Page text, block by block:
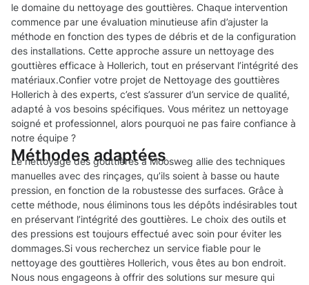
le domaine du nettoyage des gouttières. Chaque intervention
commence par une évaluation minutieuse afin d’ajuster la
méthode en fonction des types de débris et de la configuration
des installations. Cette approche assure un nettoyage des
gouttières efficace à Hollerich, tout en préservant l’intégrité des
matériaux.Confier votre projet de Nettoyage des gouttières
Hollerich à des experts, c’est s’assurer d’un service de qualité,
adapté à vos besoins spécifiques. Vous méritez un nettoyage
soigné et professionnel, alors pourquoi ne pas faire confiance à
notre équipe ?
Méthodes adaptées
Le nettoyage des gouttières à Moosweg allie des techniques
manuelles avec des rinçages, qu’ils soient à basse ou haute
pression, en fonction de la robustesse des surfaces. Grâce à
cette méthode, nous éliminons tous les dépôts indésirables tout
en préservant l’intégrité des gouttières. Le choix des outils et
des pressions est toujours effectué avec soin pour éviter les
dommages.Si vous recherchez un service fiable pour le
nettoyage des gouttières Hollerich, vous êtes au bon endroit.
Nous nous engageons à offrir des solutions sur mesure qui